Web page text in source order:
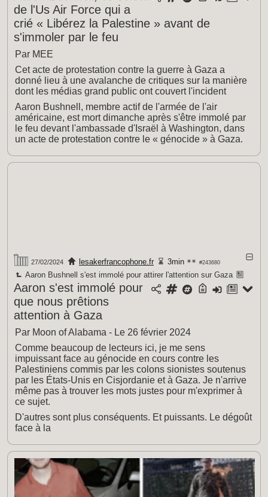
de l'Us Air Force qui a
crié « Libérez la Palestine » avant de
s'immoler par le feu
Par MEE
Cet acte de protestation contre la guerre à Gaza a
donné lieu à une avalanche de critiques sur la manière
dont les médias grand public ont couvert l'incident
Aaron Bushnell, membre actif de l'armée de l'air
américaine, est mort dimanche après s'être immolé par
le feu devant l'ambassade d'Israël à Washington, dans
un acte de protestation contre le « génocide » à Gaza.
27/02/2024 lesakerfrancophone.fr 3min #243680
Aaron Bushnell s'est immolé pour attirer l'attention sur Gaza
Aaron s'est immolé pour
que nous prêtions
attention à Gaza
Par Moon of Alabama - Le 26 février 2024
Comme beaucoup de lecteurs ici, je me sens
impuissant face au génocide en cours contre les
Palestiniens commis par les colons sionistes soutenus
par les États-Unis en Cisjordanie et à Gaza. Je n'arrive
même pas à trouver les mots justes pour m'exprimer à
ce sujet.
D'autres sont plus conséquents. Et puissants. Le dégoût
face à la